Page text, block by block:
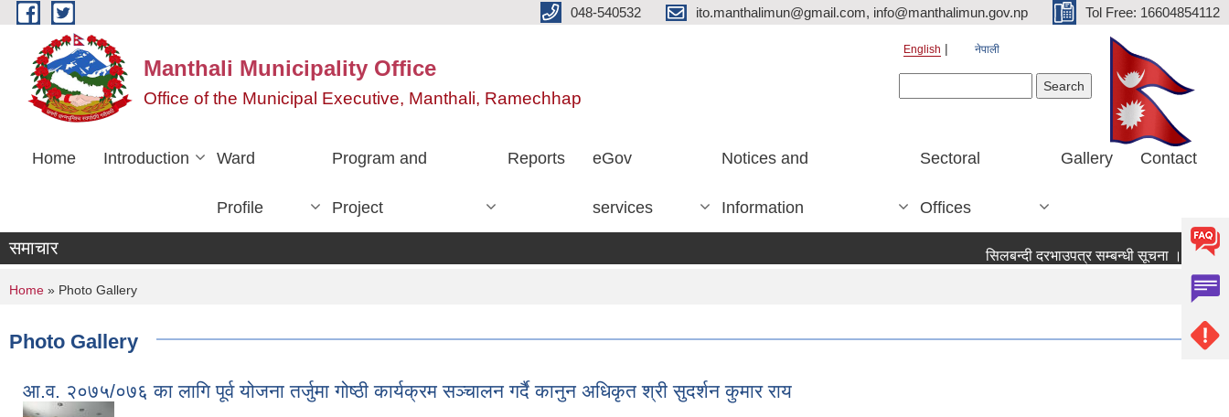
Skip to main content 048-540532 ito.manthalimun@gmail.com, info@manthalimun.gov.np Tol Free: 16604854112
Manthali Municipality Office
Office of the Municipal Executive, Manthali, Ramechhap
English नेपाली
Home Introduction Ward
Profile
Program and
Project
Reports eGov
services
Notices and
Information
Sectoral
Offices
Gallery Contact
समाचार सिलबन्दी दरभाउपत्र सम्बन्धी सूचना ।
You are here
Home » Photo Gallery
Photo Gallery
आ.व. २०७५/०७६ का लागि पूर्व योजना तर्जुमा गोष्ठी कार्यक्रम सञ्चालन गर्दै कानुन अधिकृत श्री सुदर्शन कुमार राय